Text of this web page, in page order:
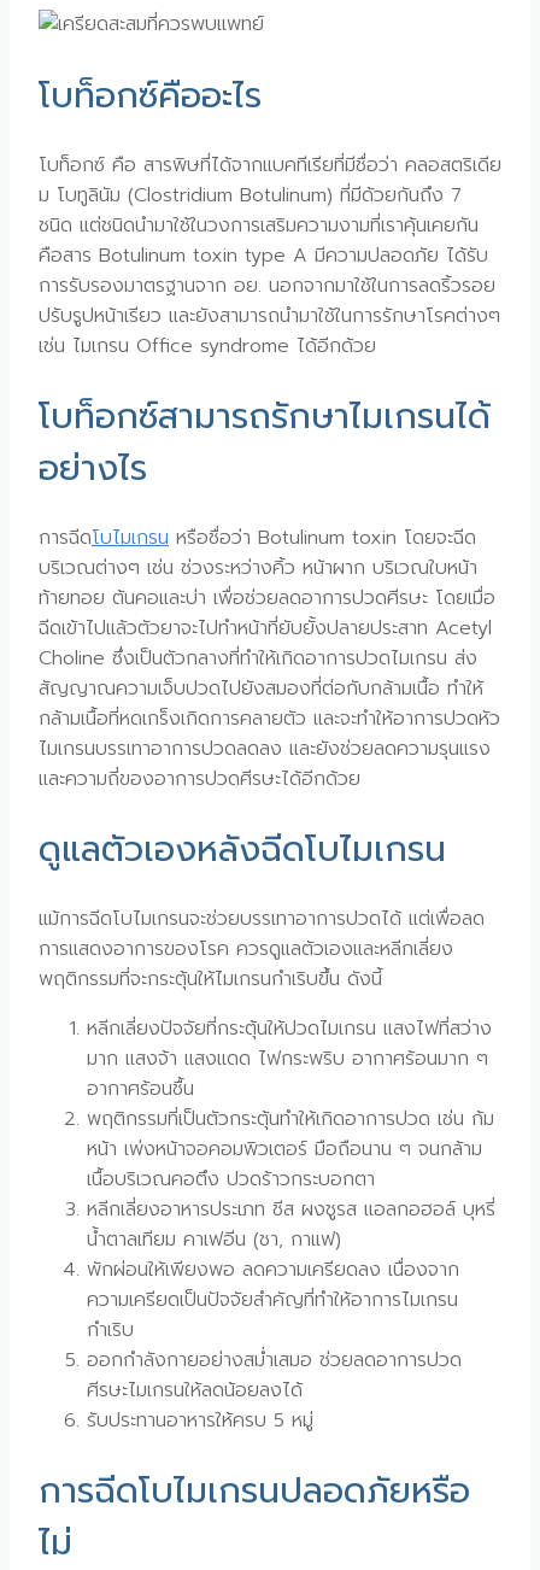
โบท็อกซ์คืออะไร
โบท็อกซ์ คือ สารพิษที่ได้จากแบคทีเรียที่มีชื่อว่า คลอสตริเดีย
ม โบทูลินัม (Clostridium Botulinum) ที่มีด้วยกันถึง 7
ชนิด แต่ชนิดนำมาใช้ในวงการเสริมความงามที่เราคุ้นเคยกัน
คือสาร Botulinum toxin type A มีความปลอดภัย ได้รับ
การรับรองมาตรฐานจาก อย. นอกจากมาใช้ในการลดริ้วรอย
ปรับรูปหน้าเรียว และยังสามารถนำมาใช้ในการรักษาโรคต่างๆ
เช่น ไมเกรน Office syndrome ได้อีกด้วย
โบท็อกซ์สามารถรักษาไมเกรนได้
อย่างไร
การฉีดโบไมเกรน หรือชื่อว่า Botulinum toxin โดยจะฉีด
บริเวณต่างๆ เช่น ช่วงระหว่างคิ้ว หน้าผาก บริเวณใบหน้า
ท้ายทอย ต้นคอและบ่า เพื่อช่วยลดอาการปวดศีรษะ โดยเมื่อ
ฉีดเข้าไปแล้วตัวยาจะไปทำหน้าที่ยับยั้งปลายประสาท Acetyl
Choline ซึ่งเป็นตัวกลางที่ทำให้เกิดอาการปวดไมเกรน ส่ง
สัญญาณความเจ็บปวดไปยังสมองที่ต่อกับกล้ามเนื้อ ทำให้
กล้ามเนื้อที่หดเกร็งเกิดการคลายตัว และจะทำให้อาการปวดหัว
ไมเกรนบรรเทาอาการปวดลดลง และยังช่วยลดความรุนแรง
และความถี่ของอาการปวดศีรษะได้อีกด้วย
ดูแลตัวเองหลังฉีดโบไมเกรน
แม้การฉีดโบไมเกรนจะช่วยบรรเทาอาการปวดได้ แต่เพื่อลด
การแสดงอาการของโรค ควรดูแลตัวเองและหลีกเลี่ยง
พฤติกรรมที่จะกระตุ้นให้ไมเกรนกำเริบขึ้น ดังนี้
หลีกเลี่ยงปัจจัยที่กระตุ้นให้ปวดไมเกรน แสงไฟที่สว่าง
มาก แสงจ้า แสงแดด ไฟกระพริบ อากาศร้อนมาก ๆ
อากาศร้อนชื้น
พฤติกรรมที่เป็นตัวกระตุ้นทำให้เกิดอาการปวด เช่น ก้ม
หน้า เพ่งหน้าจอคอมพิวเตอร์ มือถือนาน ๆ จนกล้าม
เนื้อบริเวณคอตึง ปวดร้าวกระบอกตา
หลีกเลี่ยงอาหารประเภท ชีส ผงชูรส แอลกอฮอล์ บุหรี่
น้ำตาลเทียม คาเฟอีน (ชา, กาแฟ)
พักผ่อนให้เพียงพอ ลดความเครียดลง เนื่องจาก
ความเครียดเป็นปัจจัยสำคัญที่ทำให้อาการไมเกรน
กำเริบ
ออกกำลังกายอย่างสม่ำเสมอ ช่วยลดอาการปวด
ศีรษะไมเกรนให้ลดน้อยลงได้
รับประทานอาหารให้ครบ 5 หมู่
การฉีดโบไมเกรนปลอดภัยหรือ
ไม่